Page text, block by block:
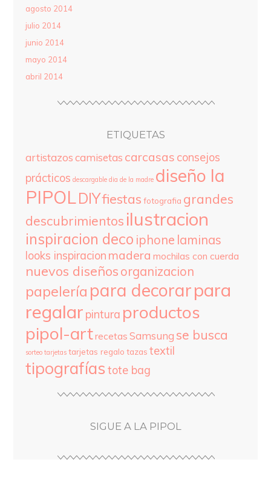
agosto 2014
julio 2014
junio 2014
mayo 2014
abril 2014
ETIQUETAS
artistazos camisetas carcasas consejos
prácticos descargable dia de la madre diseño la
PIPOLDIYfiestas fotografia grandes
descubrimientos ilustracion
inspiracion deco iphone laminas
looks inspiracion madera mochilas con cuerda
nuevos diseños organizacion
papelería para decorarpara
regalar pintura productos
pipol-artrecetas Samsung se busca
sorteo tarjetas tarjetas regalo tazas textil
tipografías tote bag
SIGUE A LA PIPOL